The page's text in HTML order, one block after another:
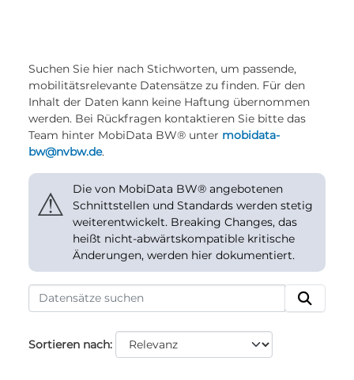
Suchen Sie hier nach Stichworten, um passende,
mobilitätsrelevante Datensätze zu finden. Für den
Inhalt der Daten kann keine Haftung übernommen
werden. Bei Rückfragen kontaktieren Sie bitte das
Team hinter MobiData BW® unter mobidata-
bw@nvbw.de.
⚠
Die von MobiData BW® angebotenen
Schnittstellen und Standards werden stetig
weiterentwickelt. Breaking Changes, das
heißt nicht-abwärtskompatible kritische
Änderungen, werden hier dokumentiert.
Sortieren nach